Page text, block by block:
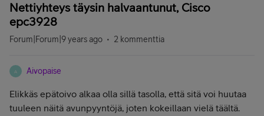
Nettiyhteys täysin halvaantunut, Cisco
epc3928
Forum|Forum|9 years ago 2 kommenttia
A Aivopaise
Elikkäs epätoivo alkaa olla sillä tasolla, että sitä voi huutaa
tuuleen näitä avunpyyntöjä, joten kokeillaan vielä täältä.